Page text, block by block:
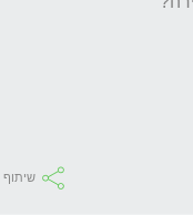
שיתוף